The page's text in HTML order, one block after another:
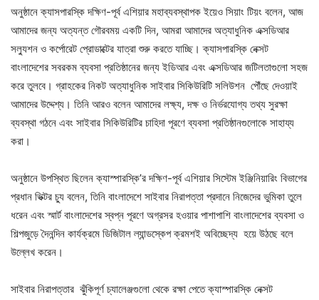
অনুষ্ঠানে ক্যাসপারস্কি দক্ষিণ-পূর্ব এশিয়ার মহাব্যবস্থাপক ইয়েও সিয়াং টিয়ং বলেন, আজ
আমাদের জন্য অত্যন্ত গৌরবময় একটি দিন, আমরা আমাদের অত্যাধুনিক এক্সডিআর
সল্যুশন ও কর্পোরেট প্রোডাক্টের যাত্রা শুরু করতে যাচ্ছি। ক্যাসপারস্কি নেক্সট
বাংলাদেশের সবরকম ব্যবসা প্রতিষ্ঠানের জন্য ইডিআর এবং এক্সডিআর জটিলতাগুলো সহজ
করে তুলবে। গ্রাহকের নিকট অত্যাধুনিক সাইবার সিকিউরিটি সলিউশন পৌঁছে দেওয়াই
আমাদের উদ্দেশ্য। তিনি আরও বলেন আমাদের লক্ষ্য, দক্ষ ও নির্ভরযোগ্য তথ্য সুরক্ষা
ব্যবস্থা গঠনে এবং সাইবার সিকিউরিটির চাহিদা পূরণে ব্যবসা প্রতিষ্ঠানগুলোকে সাহায্য
করা।
অনুষ্ঠানে উপস্থিত ছিলেন ক্যাস্পারস্কি’র দক্ষিণ-পূর্ব এশিয়ার সিস্টেম ইঞ্জিনিয়ারিং বিভাগের
প্রধান ভিক্টর চ্যু বলেন, তিনি বাংলাদেশে সাইবার নিরাপত্তা প্রদানে নিজেদের ভুমিকা তুলে
ধরেন এবং স্মার্ট বাংলাদেশের স্বপ্ন পূরণে অগ্রসর হওয়ার পাশাপাশি বাংলাদেশের ব্যবসা ও
শিল্পজুড়ে দৈনন্দিন কার্যক্রমে ডিজিটাল ল্যান্ডস্কেপ ক্রমশই অবিচ্ছেদ্য হয়ে উঠছে বলে
উল্লেখ করেন।
সাইবার নিরাপত্তার ঝুঁকিপূর্ণ চ্যালেঞ্জগুলো থেকে রক্ষা পেতে ক্যাস্পারস্কি নেক্সট